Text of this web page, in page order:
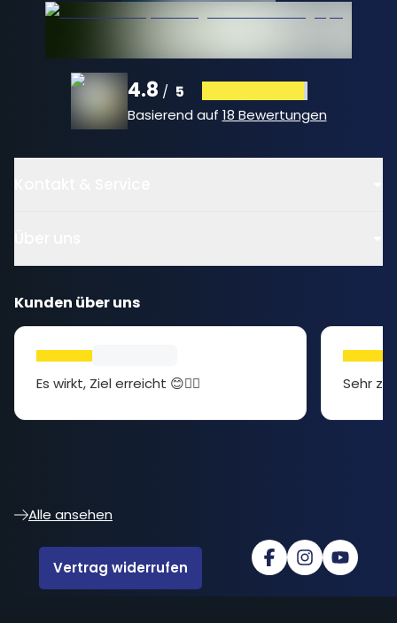
4.8 / 5
Basierend auf 18 Bewertungen
Kunden über uns
Es wirkt, Ziel erreicht 😊👍🏻 Sehr
Alle ansehen
Vertrag widerrufen